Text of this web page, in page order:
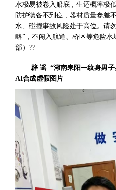
水极易被卷入船底，生还概率极
防护装备不到位，器材质量参差
水、碰撞事故风险处于高位。请
略”，不闯入航道、桥区等危险水
部）??
辟 谣 “湖南耒阳一纹身男
AI合成虚假图片